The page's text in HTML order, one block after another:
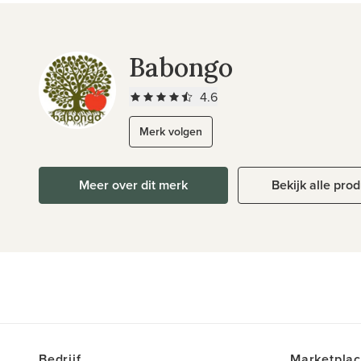
Babongo
4.6
Merk volgen
Meer over dit merk Bekijk alle